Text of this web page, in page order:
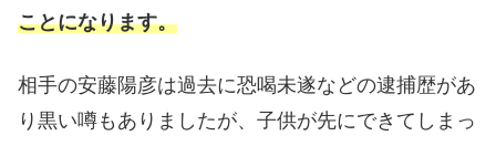
ことになります。
相手の安藤陽彦は過去に恐喝未遂などの逮捕歴があ
り黒い噂もありましたが、子供が先にできてしまっ